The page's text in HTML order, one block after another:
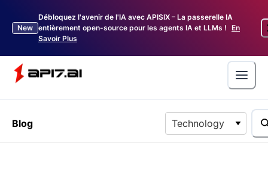
New
Débloquez l'avenir de l'IA avec APISIX – La passerelle IA
entièrement open-source pour les agents IA et LLMs ! En
Savoir Plus
Blog Technology